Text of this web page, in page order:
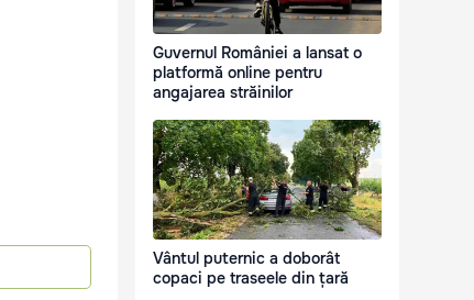
Guvernul României a lansat o
platformă online pentru
angajarea străinilor
Vântul puternic a doborât
copaci pe traseele din țară